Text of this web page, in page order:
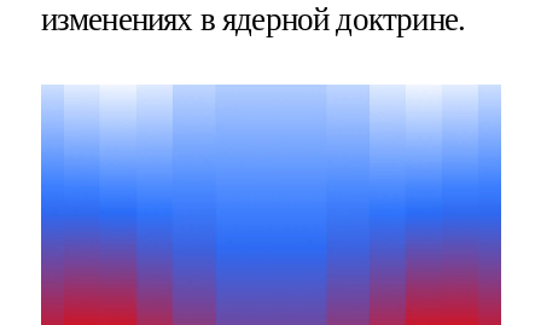
изменениях в ядерной доктрине.